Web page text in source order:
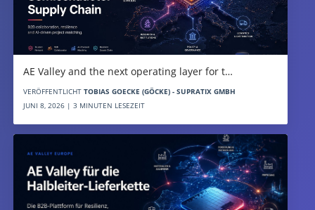
AE Valley and the next operating layer for t…
VERÖFFENTLICHT TOBIAS GOECKE (GÖCKE) - SUPRATIX GMBH
JUNI 8, 2026 | 3 MINUTEN LESEZEIT